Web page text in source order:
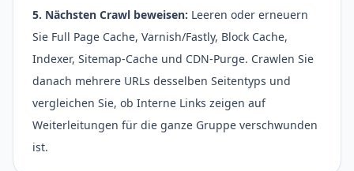
5. Nächsten Crawl beweisen: Leeren oder erneuern
Sie Full Page Cache, Varnish/Fastly, Block Cache,
Indexer, Sitemap-Cache und CDN-Purge. Crawlen Sie
danach mehrere URLs desselben Seitentyps und
vergleichen Sie, ob Interne Links zeigen auf
Weiterleitungen für die ganze Gruppe verschwunden
ist.